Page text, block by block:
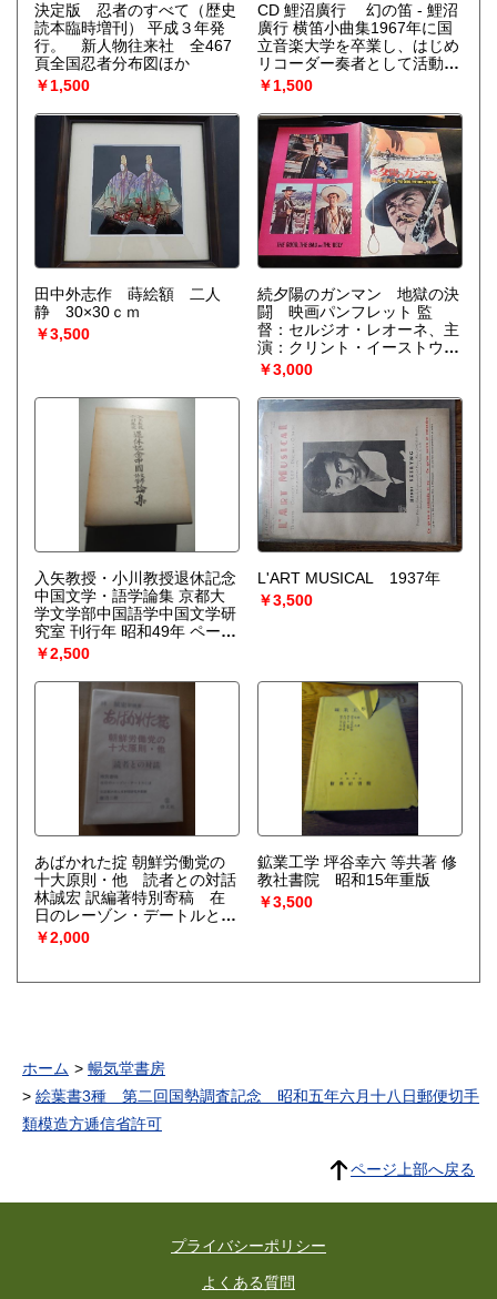
決定版 忍者のすべて（歴史
読本臨時増刊） 平成３年発
行。 新人物往来社 全467
頁全国忍者分布図ほか
￥1,500
CD 鯉沼廣行 幻の笛 - 鯉沼
廣行 横笛小曲集1967年に国
立音楽大学を卒業し、はじめ
リコーダー奏者として活動。
後、和楽器の横笛に惹かれる
ようになり、六代目福原百之
助に篠笛と能管を師事した。
1977年に最初の横笛リサイ
タルを開いて以来、フィンラ
ンド、中華人民共和国、ロシ
ア、アメリカ合衆国、ブルガ
リア、フランス、イタリア、
エストニアといった海外を含
め、各地で横笛の演奏活動を
行っている。作曲を高田三郎
や教則本を出版。弟子に金子
由美子がいる。
￥1,500
田中外志作 蒔絵額 二人
静 30×30ｃｍ
￥3,500
続夕陽のガンマン 地獄の決
闘 映画パンフレット 監
督：セルジオ・レオーネ、主
演：クリント・イーストウッ
ド／エーライ・ウォラック／
リー・バン・クリフ／マリ
オ・ブレガ】A4判
￥3,000
入矢教授・小川教授退休記念
中国文学・語学論集 京都大
学文学部中国語学中国文学研
究室 刊行年 昭和49年 ページ
数 797p 小川環樹教授入矢義
高教授年譜略・編年著作目
録,獅子舞について(浜一衛)
詩話輯本について(倉田淳之
助) 先秦文に於ける否定形の
一様式(池田武雄) 音訳漢字に
対する音注の諸相-『大唐西
域記』を例として(水谷真成)
「春」「秋」之詞性(清水茂)
"次第"攷(田中謙二) 落魄と落
拓(荒井健) 悼亡詩についてー
介) 「関関雎鳩」のこと(吉田
恵) 鄭風"淫奔"詩覚書(筧久美
子) 「楚辞」における時間の
相貌(横山弘) "空言""空文"考-
司馬遷太史公自序 報任少卿
書に見える"空言"と"空文"の
蔽白日」について(都留春雄)
吉彦) 不遇の史書「三国志」
のために(雑喉潤) 阮籍小論-
「詠懐詩」を中心として(井
(興膳宏) 「神仙伝」の復元
詩」考-阮籍「詠懐詩」との
人上官昭容論-その伝記(西村
富美子) 李白の詩における月
(改稿)-「同谷七歌」黄精考
￥2,500
L'ART MUSICAL 1937年
￥3,500
あばかれた掟 朝鮮労働党の
十大原則・他 読者との対話
林誠宏 訳編著特別寄稿 在
日のレーゾン・デートルと
は 元京都大学人文科学研究
所教授 飯沼二郎 1983年
ページ数 328p サイズ 22cm
の十大原則」に焦点を当てて
いる。これらの原則がどのよ
うに機能し、またどのような
ばく」という視点で論じてい
￥2,000
鉱業工学 坪谷幸六 等共著 修
教社書院 昭和15年重版
￥3,500
ホーム
暢気堂書房
絵葉書3種 第二回国勢調査記念 昭和五年六月十八日郵便切手
類模造方逓信省許可
ページ上部へ戻る
プライバシーポリシー
よくある質問